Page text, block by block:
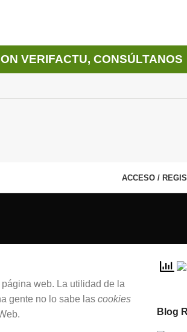
VERIFACTU, CONSÚLTANOS
ACCESO /
web. La utilidad de la
gente no lo sabe las cookies
Blog